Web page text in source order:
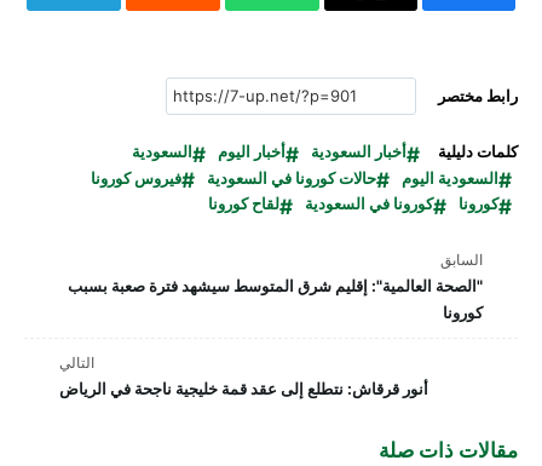
رابط مختصر
كلمات دليلية أخبار السعودية أخبار اليوم
السعودية
السعودية اليوم
حالات كورونا في السعودية
فيروس كورونا
كورونا
كورونا في السعودية لقاح كورونا
السابق
"الصحة العالمية": إقليم شرق المتوسط سيشهد فترة صعبة بسبب
كورونا
التالي
أنور قرقاش: نتطلع إلى عقد قمة خليجية ناجحة في الرياض
مقالات ذات صلة